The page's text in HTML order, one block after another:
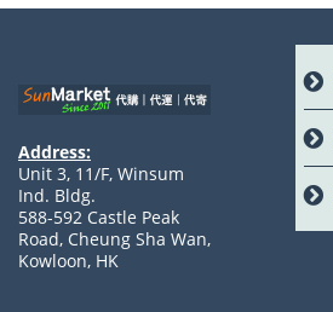
Address:
Unit 3, 11/F, Winsum
Ind. Bldg.
588-592 Castle Peak
Road, Cheung Sha Wan,
Kowloon, HK